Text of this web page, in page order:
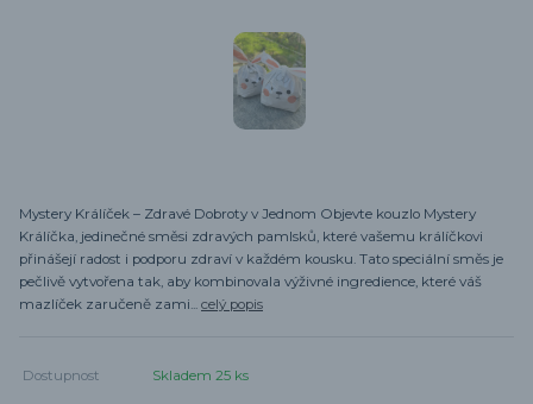
Mystery Králíček – Zdravé Dobroty v Jednom Objevte kouzlo Mystery
Králíčka, jedinečné směsi zdravých pamlsků, které vašemu králíčkovi
přinášejí radost i podporu zdraví v každém kousku. Tato speciální směs je
pečlivě vytvořena tak, aby kombinovala výživné ingredience, které váš
mazlíček zaručeně zami... celý popis
Dostupnost Skladem 25 ks